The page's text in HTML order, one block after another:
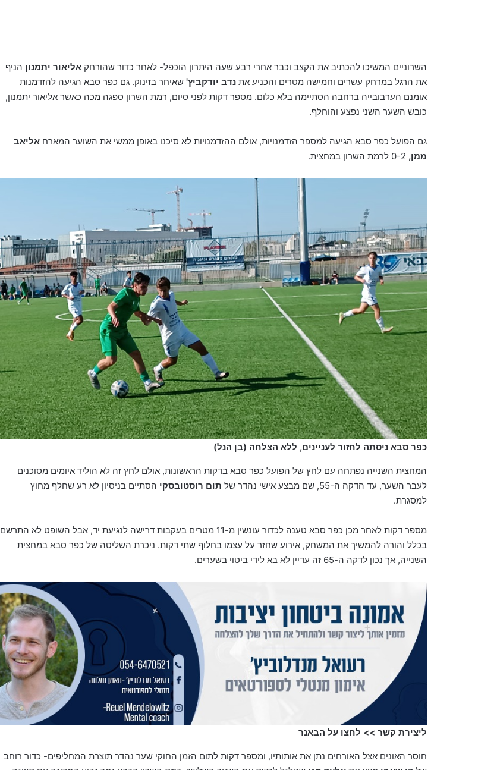
השרוניים המשיכו להכתיב את הקצב וכבר אחרי רבע שעה היתרון הוכפל- לאחר כדור שהורחק אליאור יתמנון הניף
את הרגל במרחק עשרים וחמישה מטרים והכניע את נדב יודקביץ' שאיחר בזינוק. גם כפר סבא הגיעה להזדמנות
אומנם הערבובייה ברחבה הסתיימה בלא כלום. מספר דקות לפני סיום, רמת השרון ספגה מכה כאשר אליאור יתמנון,
כובש השער השני נפצע והוחלף.
גם הפועל כפר סבא הגיעה למספר הזדמנויות, אולם ההזדמנויות לא סיכנו באופן ממשי את השוער המארח אליאב
ממן, 0-2 לרמת השרון במחצית.
כפר סבא ניסתה לחזור לעניינים, ללא הצלחה (בן הנל)
המחצית השנייה נפתחה עם לחץ של הפועל כפר סבא בדקות הראשונות, אולם לחץ זה לא הוליד איומים מסוכנים
לעבר השער, עד הדקה ה-55, שם מבצע אישי נהדר של
תום רוסטובסקי הסתיים בניסיון לא רע שחלף מחוץ
למסגרת.
מספר דקות לאחר מכן כפר סבא טענה לכדור עונשין מ-11 מטרים בעקבות דרישה לנגיעת יד, אבל השופט לא התרשם
בכלל והורה להמשיך את המשחק, אירוע שחזר על עצמו בחלוף שתי דקות. ניכרת השליטה של כפר סבא במחצית
השנייה, אך נכון לדקה ה-65 זה עדיין לא בא לידי ביטוי בשערים.
ליצירת קשר >> לחצו על הבאנר
חוסר האונים אצל האורחים נתן את אותותיו, ומספר דקות לתום הזמן החוקי שער נהדר תוצרת המחליפים- כדור רוחב